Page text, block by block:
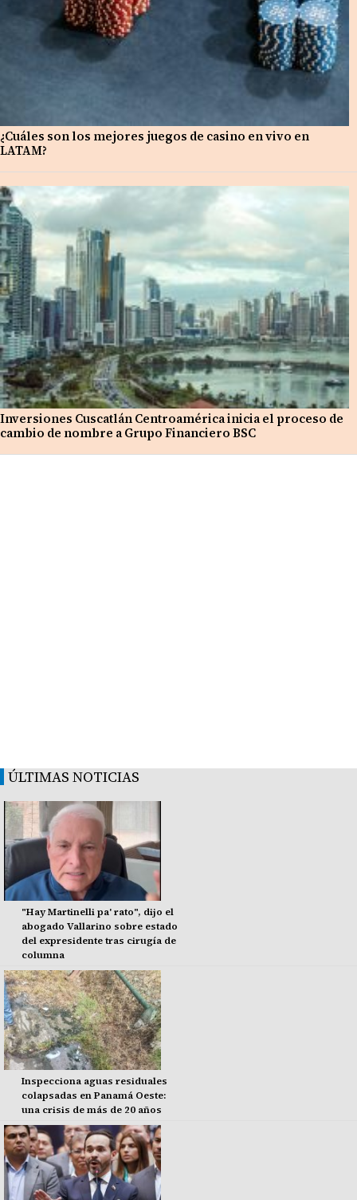
¿Cuáles son los mejores juegos de casino en vivo en
LATAM?
Inversiones Cuscatlán Centroamérica inicia el proceso de
cambio de nombre a Grupo Financiero BSC
ÚLTIMAS NOTICIAS
"Hay Martinelli pa' rato", dijo el
abogado Vallarino sobre estado
del expresidente tras cirugía de
columna
Inspecciona aguas residuales
colapsadas en Panamá Oeste:
una crisis de más de 20 años